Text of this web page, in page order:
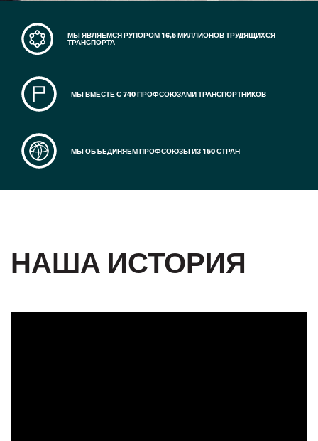
МЫ ЯВЛЯЕМСЯ РУПОРОМ 16,5 МИЛЛИОНОВ ТРУДЯЩИХСЯ
ТРАНСПОРТА
МЫ ВМЕСТЕ С 740 ПРОФСОЮЗАМИ ТРАНСПОРТНИКОВ
МЫ ОБЪЕДИНЯЕМ ПРОФСОЮЗЫ ИЗ 150 СТРАН
НАША ИСТОРИЯ